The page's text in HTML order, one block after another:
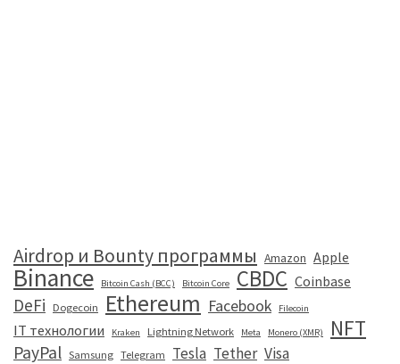
Airdrop и Bounty программы Amazon Apple
Binance Bitcoin Cash (BCC) Bitcoin Core CBDC Coinbase
DeFi Dogecoin Ethereum Facebook Filecoin
IT технологии Kraken Lightning Network Meta Monero (XMR) NFT
PayPal Samsung Telegram Tesla Tether Visa